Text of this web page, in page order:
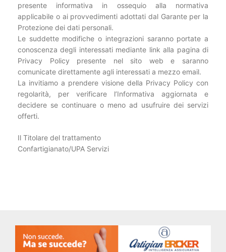
presente informativa in ossequio alla normativa
applicabile o ai provvedimenti adottati dal Garante per la
Protezione dei dati personali.
Le suddette modifiche o integrazioni saranno portate a
conoscenza degli interessati mediante link alla pagina di
Privacy Policy presente nel sito web e saranno
comunicate direttamente agli interessati a mezzo email.
La invitiamo a prendere visione della Privacy Policy con
regolarità, per verificare l’Informativa aggiornata e
decidere se continuare o meno ad usufruire dei servizi
offerti.
Il Titolare del trattamento
Confartigianato/UPA Servizi